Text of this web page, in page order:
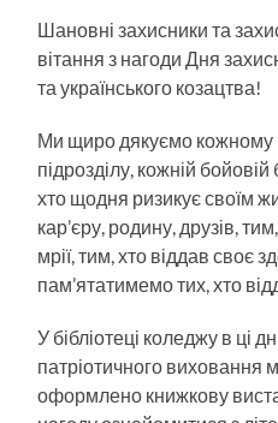
Шановні захисники та
вітання з нагоди Дня
та українського козацтва!
Ми щиро дякуємо кожному
підрозділу, кожній
хто щодня ризикує своїм
кар’єру, родину, друзів,
мрії, тим, хто віддав своє
пам’ятатимемо тих, хто
У бібліотеці коледжу в ці
патріотичного виховання
оформлено книжкову